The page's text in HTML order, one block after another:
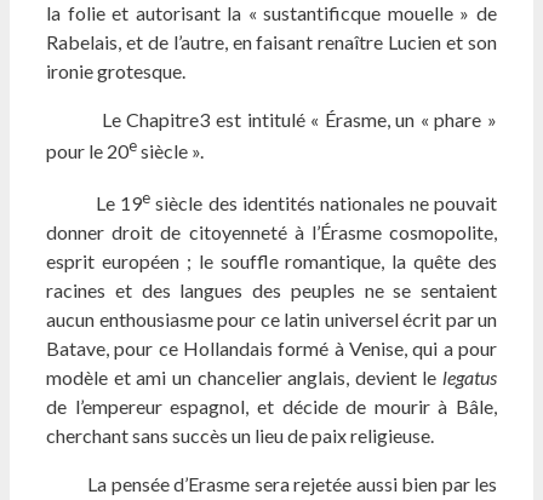
la folie et autorisant la « sustantificque mouelle » de
Rabelais, et de l’autre, en faisant renaître Lucien et son
ironie grotesque.
Le Chapitre3 est intitulé « Érasme, un « phare »
pour le 20esiècle ».
Le 19e siècle des identités nationales ne pouvait
donner droit de citoyenneté à l’Érasme cosmopolite,
esprit européen ; le souffle romantique, la quête des
racines et des langues des peuples ne se sentaient
aucun enthousiasme pour ce latin universel écrit par un
Batave, pour ce Hollandais formé à Venise, qui a pour
modèle et ami un chancelier anglais, devient le legatus
de l’empereur espagnol, et décide de mourir à Bâle,
cherchant sans succès un lieu de paix religieuse.
La pensée d’Erasme sera rejetée aussi bien par les